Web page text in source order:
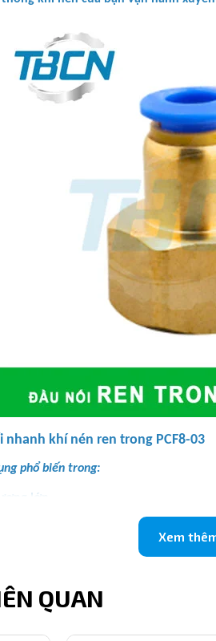
khí nén ren trong PCF8-03
phổ biến trong:
lớn
hơi ren trong PCF8-03
Xem
QUAN